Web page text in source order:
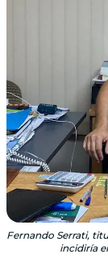
Fernando Serrati,
incidiría